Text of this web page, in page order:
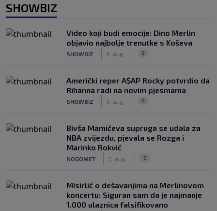
SHOWBIZ
Video koji budi emocije: Dino Merlin
objavio najbolje trenutke s Koševa
SHOWBIZ 6. aug. 0
Američki reper A$AP Rocky potvrdio da
Rihanna radi na novim pjesmama
SHOWBIZ 6. aug. 0
Bivša Mamićeva supruga se udala za
NBA zvijezdu, pjevala se Rozga i
Marinko Rokvić
NOGOMET 5. aug. 0
Misirlić o dešavanjima na Merlinovom
koncertu: Siguran sam da je najmanje
1.000 ulaznica falsifikovano